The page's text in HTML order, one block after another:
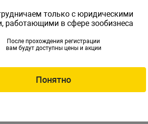
и
Добавка для удаления
фосфатов "NO3:PO4-X"
только с юридическими
работающими в сфере зообизнеса
После прохождения регистрации
вам будут доступны цены и акции
Понятно